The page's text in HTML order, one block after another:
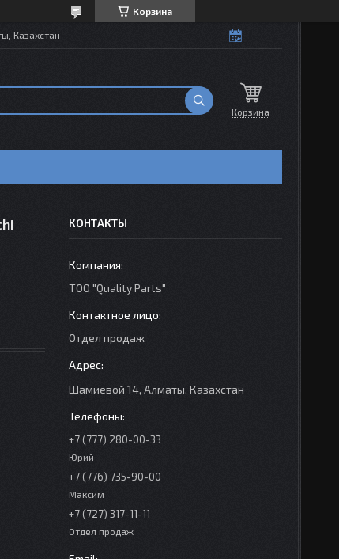
Корзина
Казахстан
Корзина
КОНТАКТЫ
ТОО "Quality Parts"
Отдел продаж
Шамиевой 14, Алматы, Казахстан
+7 (777) 280-00-33
Юрий
+7 (776) 735-90-00
Максим
+7 (727) 317-11-11
Отдел продаж